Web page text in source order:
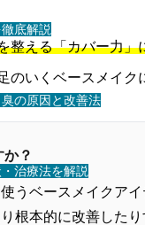
底解説
の原因と改善法
治療法を解説
整える「カバー力
いくベースメイク
？
うベースメイクア
根本的に改善した